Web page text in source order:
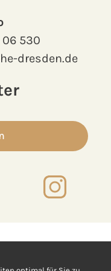
06 530
dresden.de